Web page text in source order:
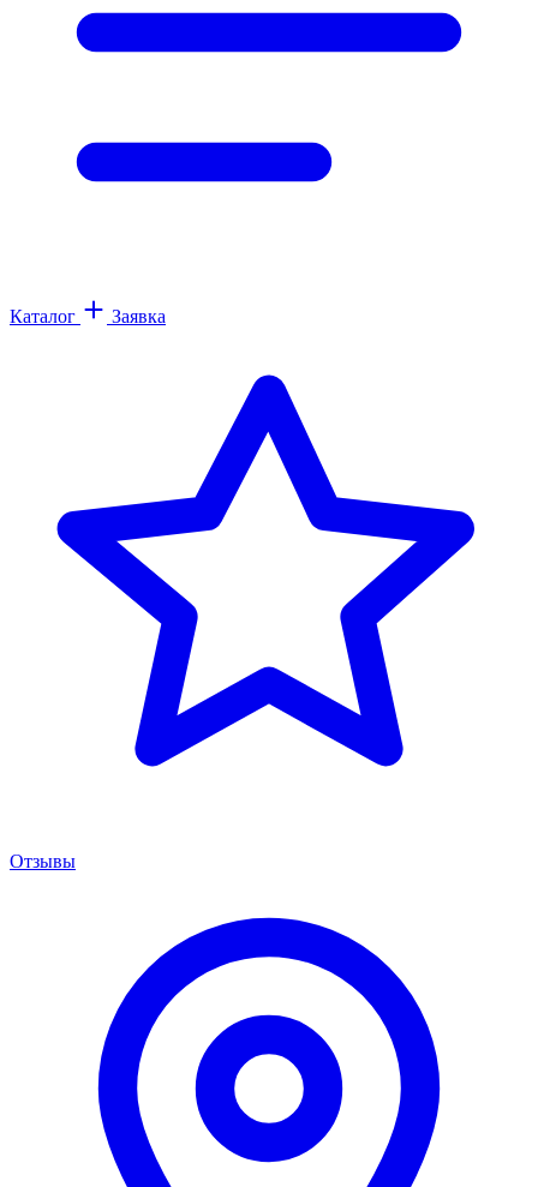
Каталог Заявка
Отзывы
Менеджер сервиса
Онлайн · отвечаем за 5 мин